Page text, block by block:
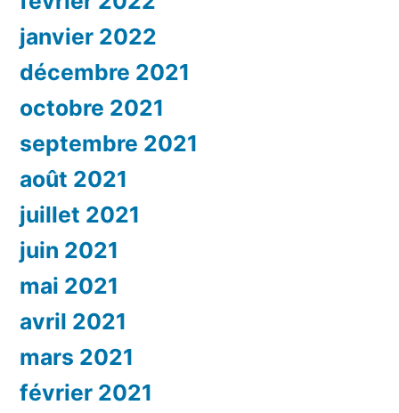
janvier 2022
décembre 2021
octobre 2021
septembre 2021
août 2021
juillet 2021
juin 2021
mai 2021
avril 2021
mars 2021
février 2021